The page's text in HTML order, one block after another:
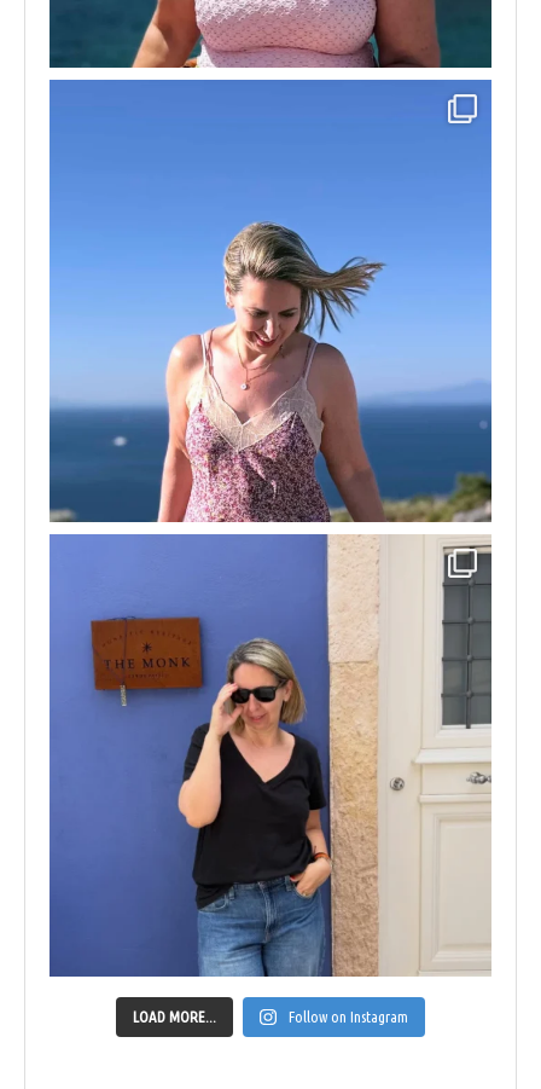
LOAD MORE... Follow on Instagram